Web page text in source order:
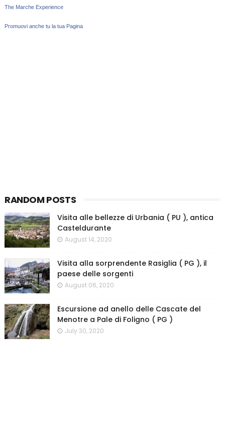
The Marche Experience
Promuovi anche tu la tua Pagina
RANDOM POSTS
Visita alle bellezze di Urbania ( PU ), antica
Casteldurante
August 14, 2020
Visita alla sorprendente Rasiglia ( PG ), il
paese delle sorgenti
August 06, 2020
Escursione ad anello delle Cascate del
Menotre a Pale di Foligno ( PG )
July 30, 2020